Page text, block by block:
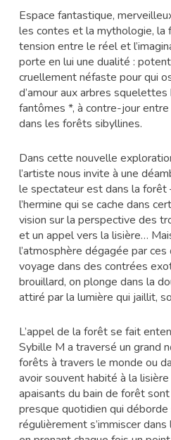
Espace fantastique,
les contes et la mythologie, la
tension entre le réel et
porte en lui une dualité :
cruellement néfaste pour qui
d’amour aux arbres
fantômes *, à contre-jour
dans les forêts sibyllines.
Dans cette nouvelle
l’artiste nous invite à une
le spectateur est dans la forêt
l’hermine qui se cache dans
vision sur la perspective des
et un appel vers la lisière…
l’atmosphère dégagée par
voyage dans des contrées
brouillard, on plonge dans la
attiré par la lumière qui jaillit,
L’appel de la forêt se fait
Sybille M a traversé un grand
forêts à travers le monde ou
avoir souvent habité à la
apaisants du bain de forêt
presque quotidien qui
régulièrement s’immiscer